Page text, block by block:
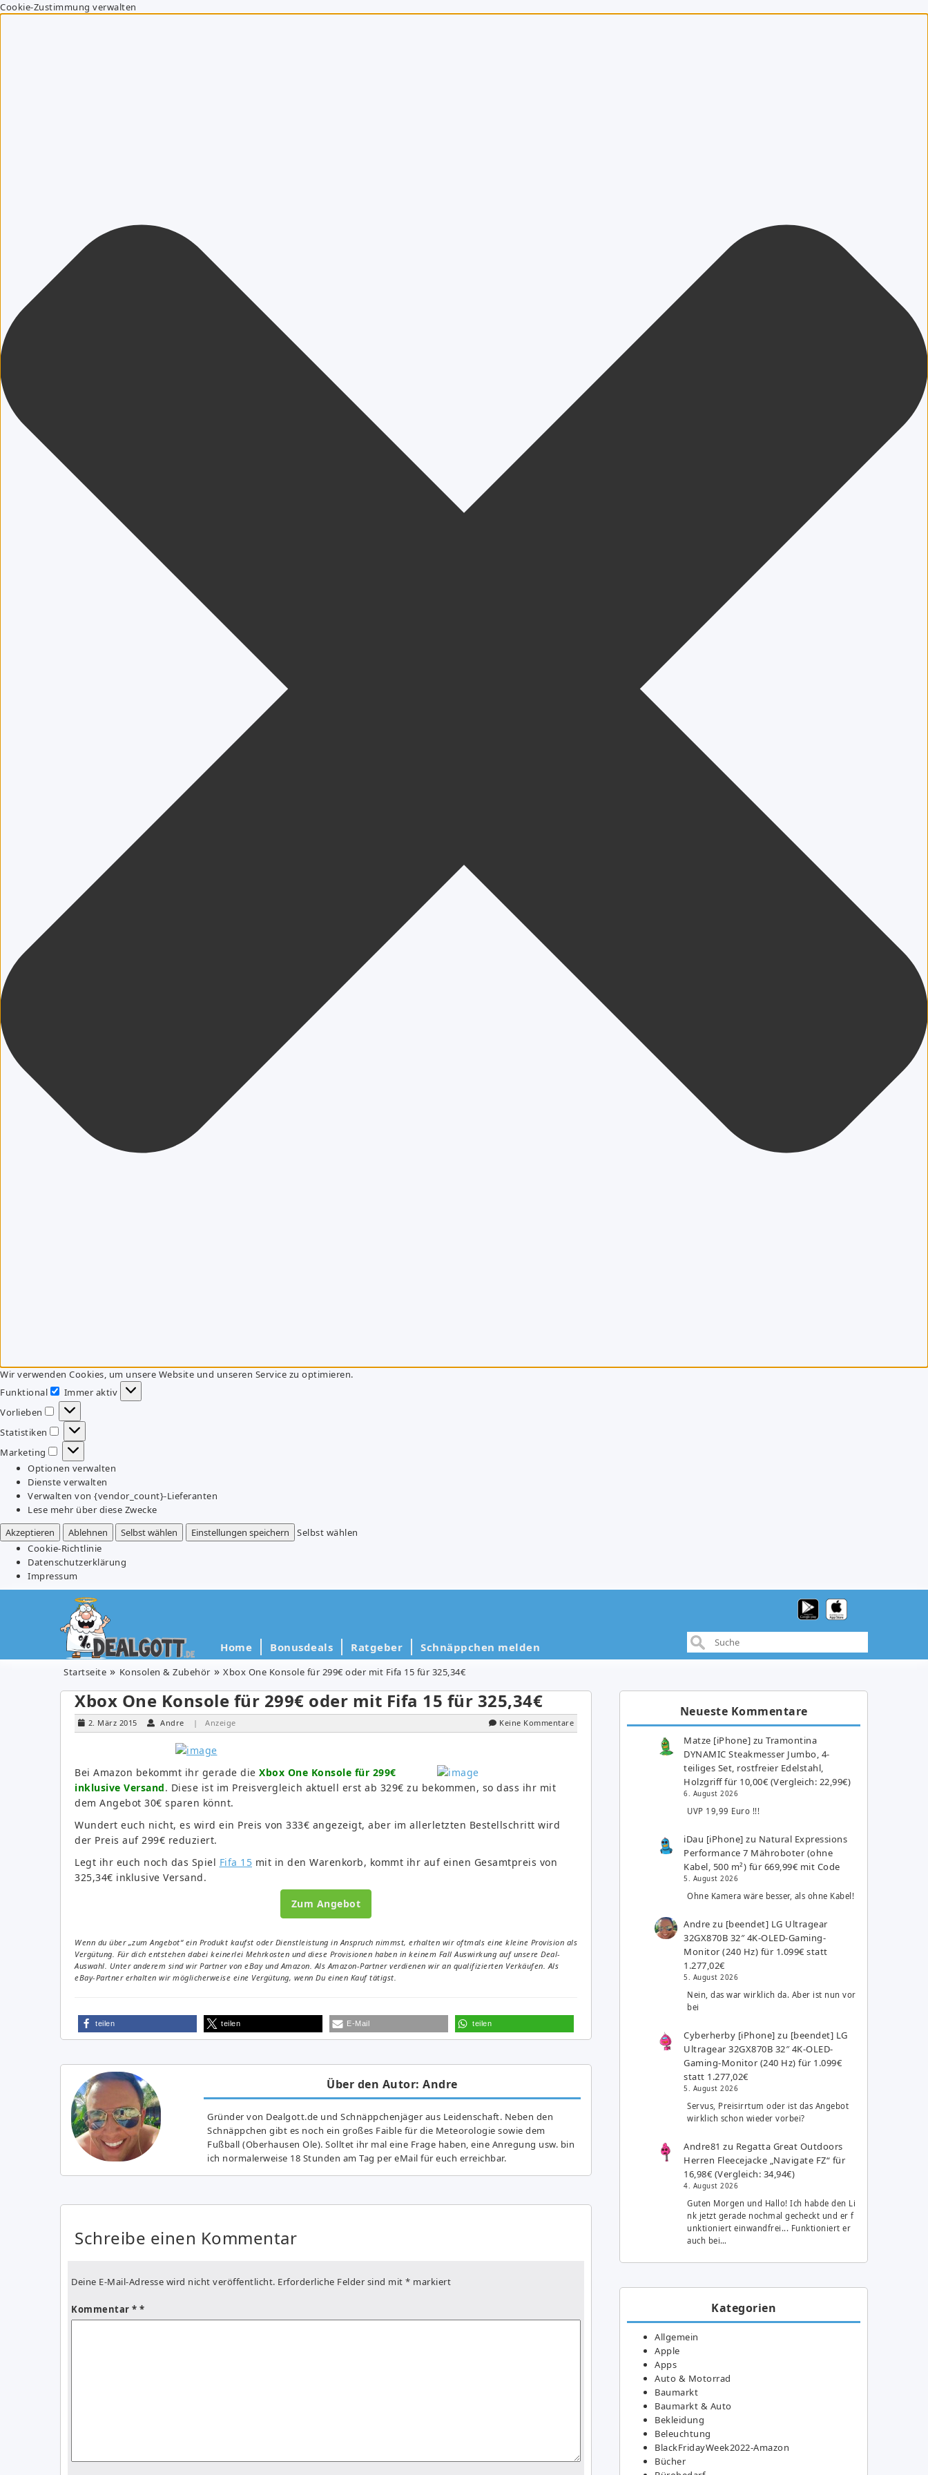
Cookie-Zustimmung verwalten
Wir verwenden Cookies, um unsere Website und unseren Service zu optimieren.
Funktional
Funktional
Immer aktiv
Vorlieben
Vorlieben
Statistiken
Statistiken
Marketing
Marketing
Optionen verwalten
Dienste verwalten
Verwalten von {vendor_count}-Lieferanten
Lese mehr über diese Zwecke
Akzeptieren
Ablehnen Selbst wählen Einstellungen speichern
Selbst wählen
Cookie-Richtlinie
Datenschutzerklärung
Impressum
Home Bonusdeals Ratgeber Schnäppchen melden
Startseite Konsolen & Zubehör Xbox One Konsole für 299€ oder mit Fifa 15 für 325,34€
Xbox One Konsole für 299€ oder mit Fifa 15 für 325,34€
2. März 2015 Andre | Anzeige Keine Kommentare
Bei Amazon bekommt ihr gerade die Xbox One Konsole für 299€
inklusive Versand. Diese ist im Preisvergleich aktuell erst ab 329€ zu bekommen, so dass ihr mit
dem Angebot 30€ sparen könnt.
Wundert euch nicht, es wird ein Preis von 333€ angezeigt, aber im allerletzten Bestellschritt wird
der Preis auf 299€ reduziert.
Legt ihr euch noch das Spiel Fifa 15 mit in den Warenkorb, kommt ihr auf einen Gesamtpreis von
325,34€ inklusive Versand.
Zum Angebot
Wenn du über „zum Angebot“ ein Produkt kaufst oder Dienstleistung in Anspruch nimmst, erhalten wir oftmals eine kleine Provision als
Vergütung. Für dich entstehen dabei keinerlei Mehrkosten und diese Provisionen haben in keinem Fall Auswirkung auf unsere Deal-
Auswahl. Unter anderem sind wir Partner von eBay und Amazon. Als Amazon-Partner verdienen wir an qualifizierten Verkäufen. Als
eBay-Partner erhalten wir möglicherweise eine Vergütung, wenn Du einen Kauf tätigst.
teilen teilen E-Mail teilen
Über den Autor: Andre
Gründer von Dealgott.de und Schnäppchenjäger aus Leidenschaft. Neben den
Schnäppchen gibt es noch ein großes Fai­ble für die Meteorologie sowie dem
Fußball (Oberhausen Ole). Solltet ihr mal eine Frage haben, eine Anregung usw. bin
ich normalerweise 18 Stunden am Tag per eMail für euch erreichbar.
Schreibe einen Kommentar
Deine E-Mail-Adresse wird nicht veröffentlicht. Erforderliche Felder sind mit * markiert
Kommentar *
Neueste Kommentare
Matze [iPhone] zuTramontina
DYNAMIC Steakmesser Jumbo, 4-
teiliges Set, rostfreier Edelstahl,
Holzgriff für 10,00€ (Vergleich: 22,99€)
6. August 2026
UVP 19,99 Euro !!!
iDau [iPhone] zu Natural Expressions
Performance 7 Mähroboter (ohne
Kabel, 500 m²) für 669,99€ mit Code
5. August 2026
Ohne Kamera wäre besser, als ohne Kabel!
Andre zu [beendet] LG Ultragear
32GX870B 32″ 4K-OLED-Gaming-
Monitor (240 Hz) für 1.099€ statt
1.277,02€
5. August 2026
Nein, das war wirklich da. Aber ist nun vor
bei
Cyberherby [iPhone] zu [beendet] LG
Ultragear 32GX870B 32″ 4K-OLED-
Gaming-Monitor (240 Hz) für 1.099€
statt 1.277,02€
5. August 2026
Servus, Preisirrtum oder ist das Angebot
wirklich schon wieder vorbei?
Andre81 zu Regatta Great Outdoors
Herren Fleecejacke „Navigate FZ“ für
16,98€ (Vergleich: 34,94€)
4. August 2026
Guten Morgen und Hallo! Ich habde den Li
nk jetzt gerade nochmal gecheckt und er f
unktioniert einwandfrei... Funktioniert er
auch bei…
Kategorien
Allgemein
Apple
Apps
Auto & Motorrad
Baumarkt
Baumarkt & Auto
Bekleidung
Beleuchtung
BlackFridayWeek2022-Amazon
Bücher